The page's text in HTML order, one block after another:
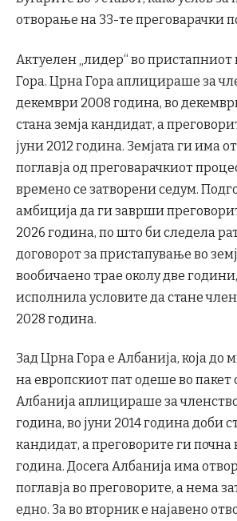
отворање на 33-те преговарачки
Актуелен „лидер“ во
Гора. Црна Гора аплицираше за
декември 2008 година, во
стана земја кандидат, а
јуни 2012 година. Земјата ги има
поглавја од преговарачкиот
времено се затворени седум.
амбиција да ги заврши
2026 година, по што би следела
договорот за пристапување во
вообичаено трае околу две
исполнила условите да стане
2028 година.
Зад Црна Гора е Албанија, која до
на европскиот пат одеше во пакет
Албанија аплицираше за
година, во јуни 2014 година доби
кандидат, а преговорите ги почна
година. Досега Албанија има
поглавја во преговорите, а нема
едно. За во вторник е најавено